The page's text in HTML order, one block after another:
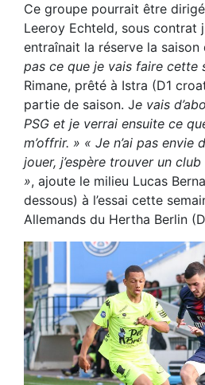
Ce groupe pourrait être
Leeroy Echteld, sous contrat
entraînait la réserve la saison
pas ce que je vais faire cette
Rimane, prêté à Istra (D1
partie de saison. Je vais
PSG et je verrai ensuite ce
m’offrir. » « Je n’ai pas envie
jouer, j’espère trouver un club
», ajoute le milieu Lucas
dessous) à l’essai cette
Allemands du Hertha Berlin